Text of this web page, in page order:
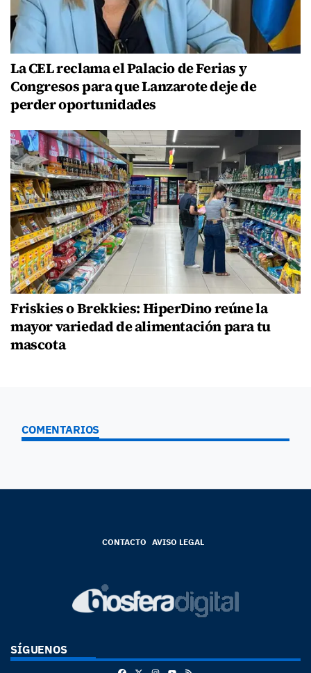
La CEL reclama el Palacio de Ferias y
Congresos para que Lanzarote deje de
perder oportunidades
Friskies o Brekkies: HiperDino reúne la
mayor variedad de alimentación para tu
mascota
COMENTARIOS
CONTACTO AVISO LEGAL
SÍGUENOS